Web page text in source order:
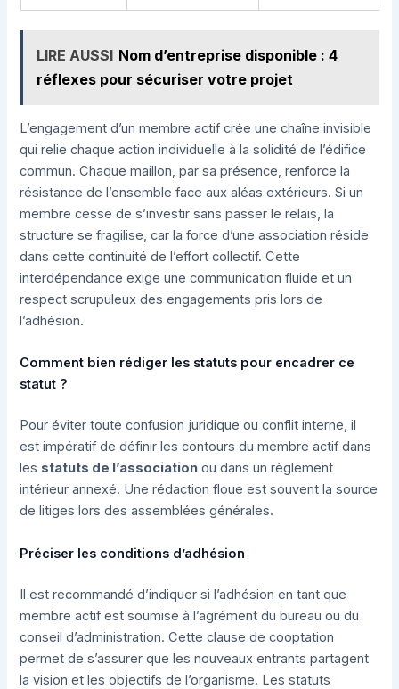
LIRE AUSSI Nom d’entreprise disponible : 4
réflexes pour sécuriser votre projet
L’engagement d’un membre actif crée une chaîne invisible
qui relie chaque action individuelle à la solidité de l’édifice
commun. Chaque maillon, par sa présence, renforce la
résistance de l’ensemble face aux aléas extérieurs. Si un
membre cesse de s’investir sans passer le relais, la
structure se fragilise, car la force d’une association réside
dans cette continuité de l’effort collectif. Cette
interdépendance exige une communication fluide et un
respect scrupuleux des engagements pris lors de
l’adhésion.
Comment bien rédiger les statuts pour encadrer ce
statut ?
Pour éviter toute confusion juridique ou conflit interne, il
est impératif de définir les contours du membre actif dans
les statuts de l’association ou dans un règlement
intérieur annexé. Une rédaction floue est souvent la source
de litiges lors des assemblées générales.
Préciser les conditions d’adhésion
Il est recommandé d’indiquer si l’adhésion en tant que
membre actif est soumise à l’agrément du bureau ou du
conseil d’administration. Cette clause de cooptation
permet de s’assurer que les nouveaux entrants partagent
la vision et les objectifs de l’organisme. Les statuts